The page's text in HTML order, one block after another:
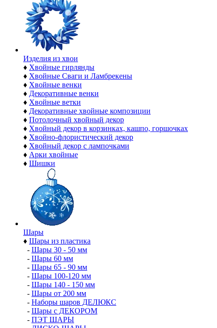
Изделия из хвои
♦ Хвойные гирлянды
♦ Хвойные Сваги и Ламбрекены
♦ Хвойные венки
♦ Декоративные венки
♦ Хвойные ветки
♦ Декоративные хвойные композиции
♦ Потолочный хвойный декор
♦ Хвойный декор в корзинках, кашпо, горшочках
♦ Хвойно-флористический декор
♦ Хвойный декор с лампочками
♦ Арки хвойные
♦ Шишки
Шары
♦ Шары из пластика
- Шары 30 - 50 мм
- Шары 60 мм
- Шары 65 - 90 мм
- Шары 100-120 мм
- Шары 140 - 150 мм
- Шары от 200 мм
- Наборы шаров ДЕЛЮКС
- Шары с ДЕКОРОМ
- ПЭТ ШАРЫ